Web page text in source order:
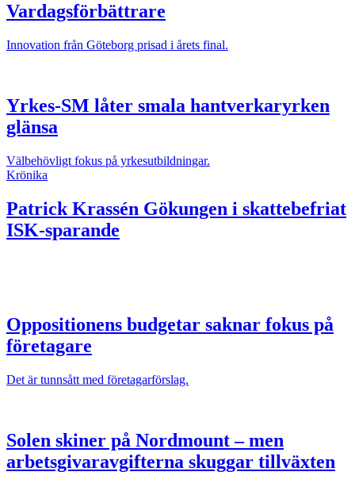
Vardagsförbättrare
Innovation från Göteborg prisad i årets final.
Yrkes-SM låter smala hantverkaryrken
glänsa
Välbehövligt fokus på yrkesutbildningar.
Krönika
Patrick Krassén Gökungen i skattebefriat
ISK-sparande
Oppositionens budgetar saknar fokus på
företagare
Det är tunnsått med företagarförslag.
Solen skiner på Nordmount – men
arbetsgivaravgifterna skuggar tillväxten